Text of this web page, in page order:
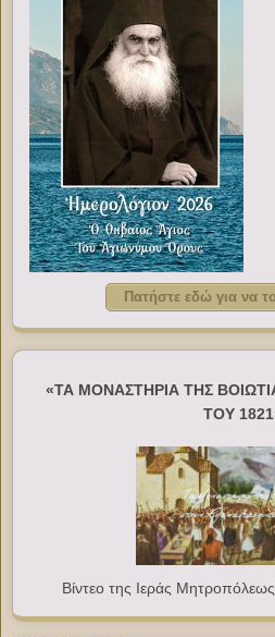
Πατήστε εδώ για να
«ΤΑ ΜΟΝΑΣΤΗΡΙΑ ΤΗΣ
ΤΟΥ
Βίντεο της Ιεράς